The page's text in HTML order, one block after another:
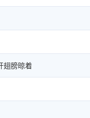
翅膀晾着